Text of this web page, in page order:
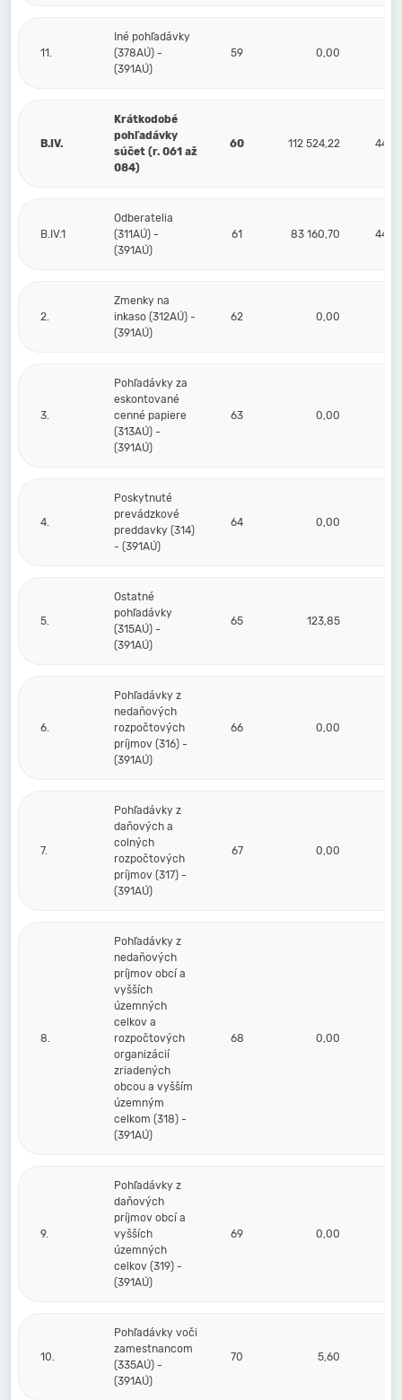
11.
Iné pohľadávky
(378AÚ) -
(391AÚ)
59 0,00
B.IV.
Krátkodobé
pohľadávky
súčet (r. 061 až
084)
60 112 524,22 44
B.IV.1
Odberatelia
(311AÚ) -
(391AÚ)
61 83 160,70 44
2.
Zmenky na
inkaso (312AÚ) -
(391AÚ)
62 0,00
3.
Pohľadávky za
eskontované
cenné papiere
(313AÚ) -
(391AÚ)
63 0,00
4.
Poskytnuté
prevádzkové
preddavky (314)
- (391AÚ)
64 0,00
5.
Ostatné
pohľadávky
(315AÚ) -
(391AÚ)
65 123,85
6.
Pohľadávky z
nedaňových
rozpočtových
príjmov (316) -
(391AÚ)
66 0,00
7.
Pohľadávky z
daňových a
colných
rozpočtových
príjmov (317) -
(391AÚ)
67 0,00
8.
Pohľadávky z
nedaňových
príjmov obcí a
vyšších
územných
celkov a
rozpočtových
organizácií
zriadených
obcou a vyšším
územným
celkom (318) -
(391AÚ)
68 0,00
9.
Pohľadávky z
daňových
príjmov obcí a
vyšších
územných
celkov (319) -
(391AÚ)
69 0,00
10.
Pohľadávky voči
zamestnancom
(335AÚ) -
(391AÚ)
70 5,60